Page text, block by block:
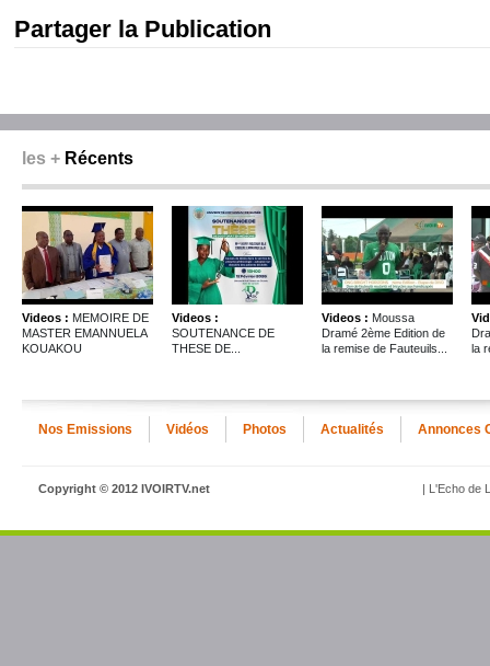
Partager la Publication
les + Récents
Videos : MEMOIRE DE
MASTER EMANNUELA
KOUAKOU
Videos :
SOUTENANCE DE
THESE DE...
Videos : Moussa
Dramé 2ème Edition de
la remise de Fauteuils...
la
Nos Emissions Vidéos Photos Actualités Annonces
Copyright © 2012 IVOIRTV.net | L'Echo de